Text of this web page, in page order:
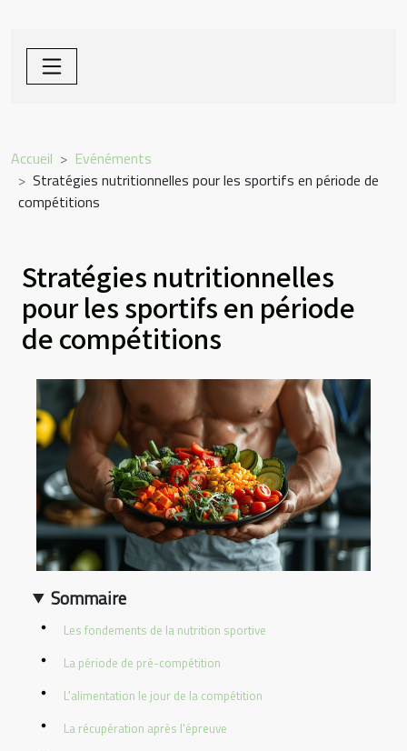
Accueil
Evénéments
Stratégies nutritionnelles pour les sportifs en période de
compétitions
Stratégies nutritionnelles
pour les sportifs en période
de compétitions
Sommaire
Les fondements de la nutrition sportive
La période de pré-compétition
L'alimentation le jour de la compétition
La récupération après l'épreuve